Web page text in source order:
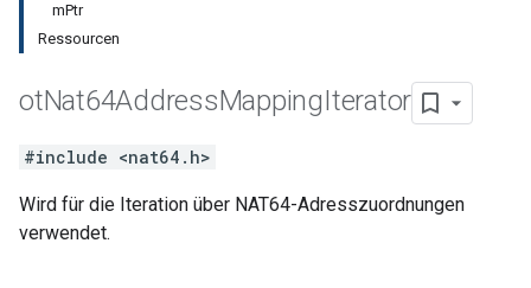
mPtr
Ressourcen
otNat64AddressMappingIterator
#include <nat64.h>
Wird für die Iteration über NAT64-Adresszuordnungen
verwendet.